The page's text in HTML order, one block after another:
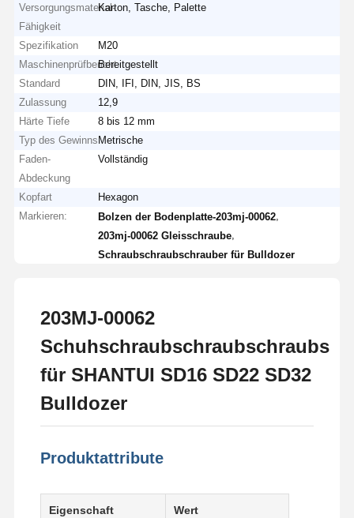
Versorgungsmaterial-
Fähigkeit
Karton, Tasche, Palette
Spezifikation
M20
MaschinenprüfberichtBereitgestellt
Standard
DIN, IFI, DIN, JIS, BS
Zulassung
12,9
Härte Tiefe
8 bis 12 mm
Typ des Gewinns Metrische
Faden-
Abdeckung
Vollständig
Kopfart
Hexagon
Markieren:
Bolzen der Bodenplatte-203mj-00062
203mj-00062 Gleisschraube
Schraubschraubschrauber für Bulldozer
203MJ-00062
für SHANTUI SD16 SD22 SD32
Bulldozer
Produktattribute
Eigenschaft Wert